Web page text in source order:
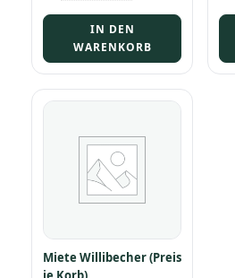
Korb)
Menge
IN DEN
WARENKORB
Miete Willibecher (Preis